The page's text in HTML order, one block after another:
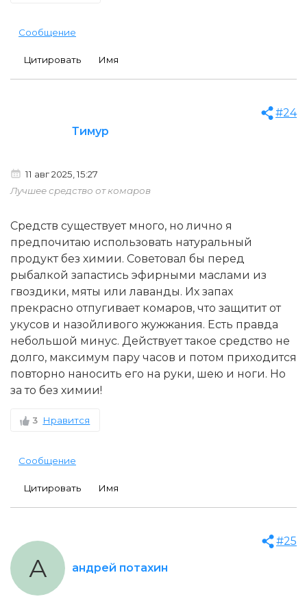
Сообщение
Цитировать Имя
Тимур
#24
11 авг 2025, 15:27
Лучшее средство от комаров
Средств существует много, но лично я
предпочитаю использовать натуральный
продукт без химии. Советовал бы перед
рыбалкой запастись эфирными маслами из
гвоздики, мяты или лаванды. Их запах
прекрасно отпугивает комаров, что защитит от
укусов и назойливого жужжания. Есть правда
небольшой минус. Действует такое средство не
долго, максимум пару часов и потом приходится
повторно наносить его на руки, шею и ноги. Но
за то без химии!
3 Нравится
Сообщение
Цитировать Имя
андрей потахин
А
#25